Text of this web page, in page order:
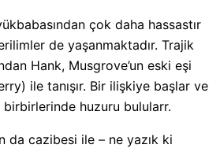
çok daha hassastır
de yaşanmaktadır. Trajik
Hank, Musgrove’un eski eşi
ile tanışır. Bir ilişkiye başlar ve
huzuru bulularr.
da cazibesi ile – ne yazık ki